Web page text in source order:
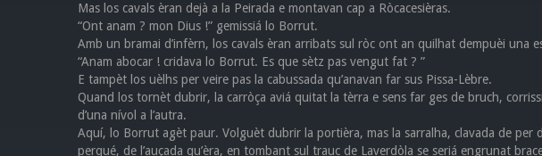
Mas los cavals èran dejà a la Peirada e montavan cap a Ròcacesièras.
“Ont anam ? mon Dius !” gemissiá lo Borrut.
Amb un bramai d’infèrn, los cavals èran arribats sul ròc ont an quilhat dempuèi una
“Anam abocar ! cridava lo Borrut. Es que sètz pas vengut fat ? ”
E tampèt los uèlhs per veire pas la cabussada qu’anavan far sus Pissa-Lèbre.
Quand los tornèt dubrir, la carròça aviá quitat la tèrra e sens far ges de bruch,
d’una nívol a l’autra.
Aquí, lo Borrut agèt paur. Volguèt dubrir la portièra, mas la sarralha, clavada de per
perqué, de l’auçada qu’èra, en tombant sul trauc de Laverdòla se seriá engrunat